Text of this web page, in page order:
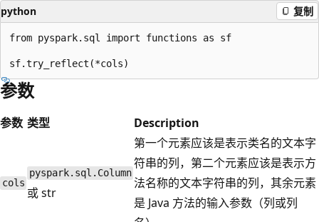
python 复制
from pyspark.sql import functions as sf
参数
参数 类型 Description
cols
pyspark.sql.Column
或 str
第一个元素应该是表示类名的文本字
符串的列，第二个元素应该是表示方
法名称的文本字符串的列，其余元素
是 Java 方法的输入参数（列或列